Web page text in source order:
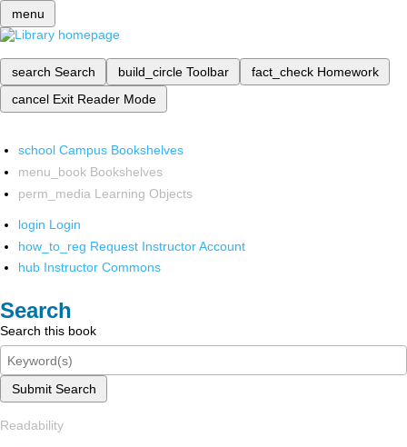
menu
search Search build_circle Toolbar fact_check Homework
cancel Exit Reader Mode
school Campus Bookshelves
menu_book Bookshelves
perm_media Learning Objects
login Login
how_to_reg Request Instructor Account
hub Instructor Commons
Search
Search this book
Submit Search
Readability